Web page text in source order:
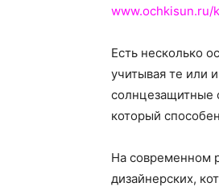
www.ochkisun.ru/
Есть несколько
учитывая те или
солнцезащитные
который
На современном
дизайнерских,